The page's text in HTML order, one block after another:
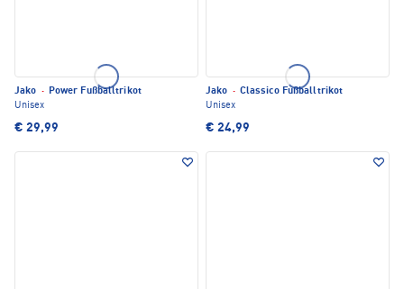
Jako · Power Fußballtrikot
Unisex
€ 29,99
Jako · Classico Fußballtrikot
Unisex
€ 24,99